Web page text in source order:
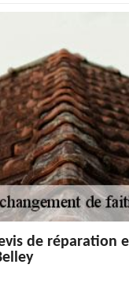
de réparation